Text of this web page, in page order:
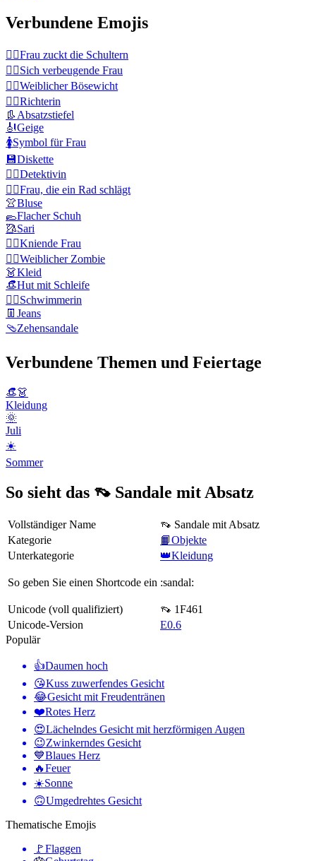
Verbundene Emojis
🤷‍♀️Frau zuckt die Schultern
🙇‍♀️Sich verbeugende Frau
🦹‍♀️Weiblicher Bösewicht
👩‍⚖️Richterin
👢 Absatzstiefel
🎻Geige
🚺Symbol für Frau
💾Diskette
🕵️‍♀️Detektivin
🤸‍♀️Frau, die ein Rad schlägt
👚Bluse
🥿Flacher Schuh
🥻Sari
🧎‍♀️Kniende Frau
🧟‍♀️Weiblicher Zombie
👗Kleid
👒Hut mit Schleife
🏊‍♀️Schwimmerin
👖 Jeans
🩴Zehensandale
Verbundene Themen und Feiertage
👒👗
Kleidung
🌞
Juli
☀️
Sommer
So sieht das 👡 Sandale mit Absatz
Vollständiger Name
👡 Sandale mit Absatz
Kategorie
📙Objekte
Unterkategorie
👑Kleidung
So geben Sie einen Shortcode ein :sandal:
Unicode (voll qualifiziert)
👡 1F461
Unicode-Version
E0.6
Populär
👍Daumen hoch
😘Kuss zuwerfendes Gesicht
😂Gesicht mit Freudentränen
❤️Rotes Herz
😍Lächelndes Gesicht mit herzförmigen Augen
😉Zwinkerndes Gesicht
💙Blaues Herz
🔥Feuer
☀️Sonne
🙃Umgedrehtes Gesicht
Thematische Emojis
🚩Flaggen